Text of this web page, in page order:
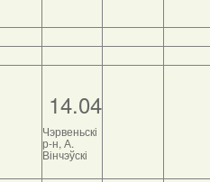
14.04
Чэрвеньскі
р-н, А.
Вінчэўскі